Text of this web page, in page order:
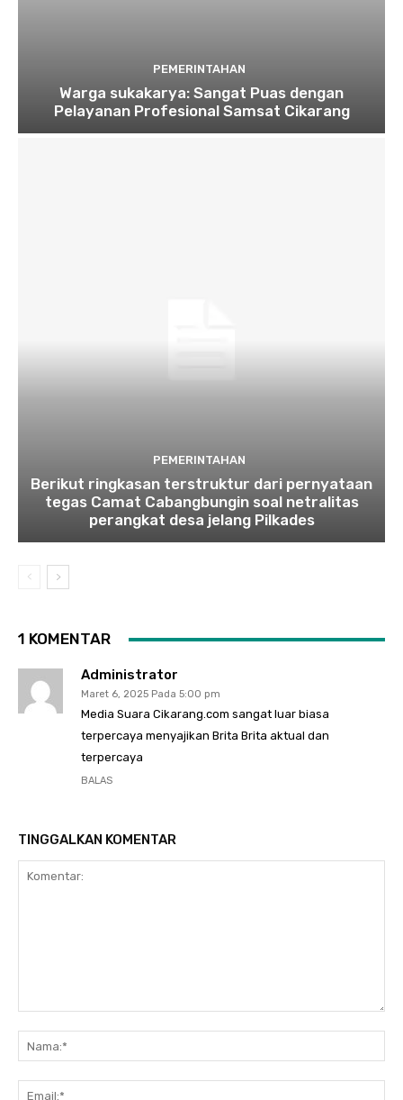
PEMERINTAHAN
Warga sukakarya: Sangat Puas dengan
Pelayanan Profesional Samsat Cikarang
PEMERINTAHAN
Berikut ringkasan terstruktur dari pernyataan
tegas Camat Cabangbungin soal netralitas
perangkat desa jelang Pilkades
1 KOMENTAR
Administrator
Maret 6, 2025 Pada 5:00 pm
Media Suara Cikarang.com sangat luar biasa
terpercaya menyajikan Brita Brita aktual dan
terpercaya
BALAS
TINGGALKAN KOMENTAR